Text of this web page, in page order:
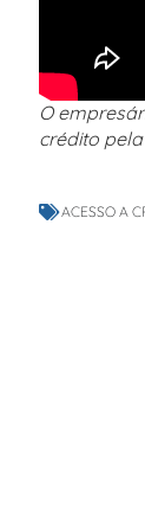
O
crédito pela
ACESSO A